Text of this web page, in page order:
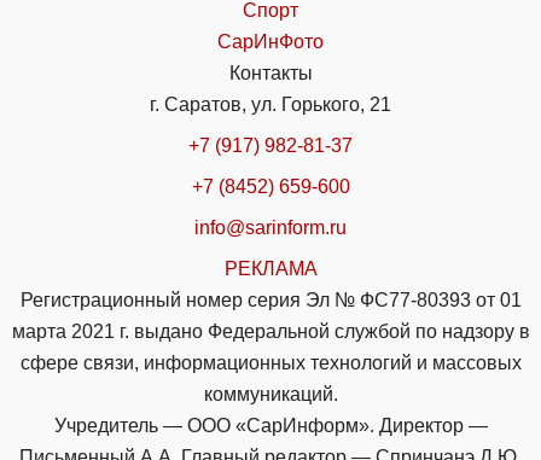
Спорт
СарИнФото
Контакты
г. Саратов, ул. Горького, 21
+7 (917) 982-81-37
+7 (8452) 659-600
info@sarinform.ru
РЕКЛАМА
Регистрационный номер серия Эл № ФС77-80393 от 01
марта 2021 г. выдано Федеральной службой по надзору в
сфере связи, информационных технологий и массовых
коммуникаций.
Учредитель — ООО «СарИнформ». Директор —